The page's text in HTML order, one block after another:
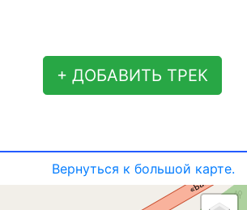
+ ДОБАВИТЬ ТРЕК
Вернуться к большой карте.